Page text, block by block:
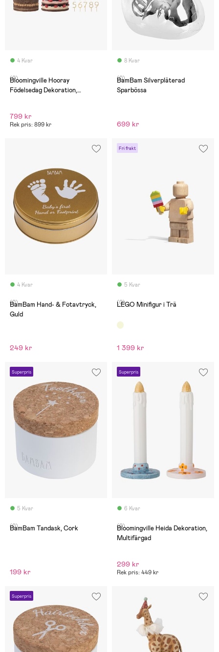
4 Kvar
(0)
Bloomingville Hooray
Födelsedag Dekoration,
799 kr
Rek pris: 899 kr
8 Kvar
(0)
BamBam Silverpläterad
Sparbössa
699 kr
4 Kvar
(0)
BamBam Hand- & Fotavtryck,
Guld
249 kr
Fri frakt
5 Kvar
(0)
LEGO Minifigur i Trä
1 399 kr
Superpris
5 Kvar
(0)
BamBam Tandask, Cork
199 kr
Superpris
6 Kvar
(0)
Bloomingville Heida Dekoration,
Multifärgad
299 kr
Rek pris: 449 kr
Superpris